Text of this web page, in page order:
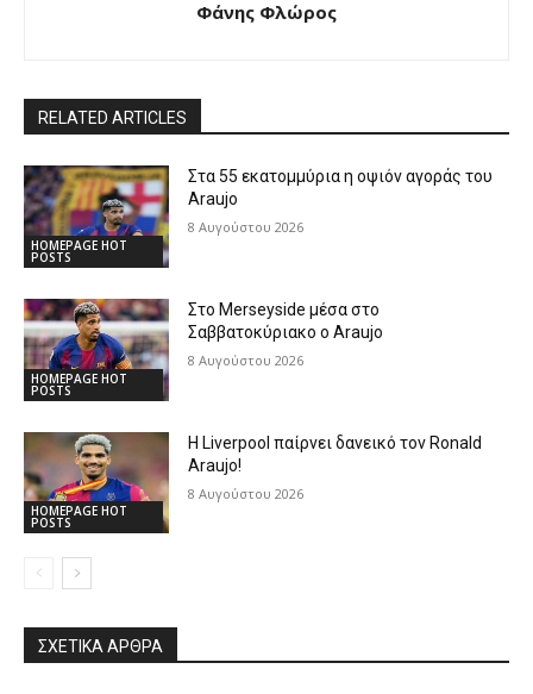
Φάνης Φλώρος
RELATED ARTICLES
HOMEPAGE HOT
POSTS
Στα 55 εκατομμύρια η οψιόν αγοράς του
Araujo
8 Αυγούστου 2026
HOMEPAGE HOT
POSTS
Στο Merseyside μέσα στο
Σαββατοκύριακο ο Araujo
8 Αυγούστου 2026
HOMEPAGE HOT
POSTS
Η Liverpool παίρνει δανεικό τον Ronald
Araujo!
8 Αυγούστου 2026
ΣΧΕΤΙΚΆ ΆΡΘΡΑ